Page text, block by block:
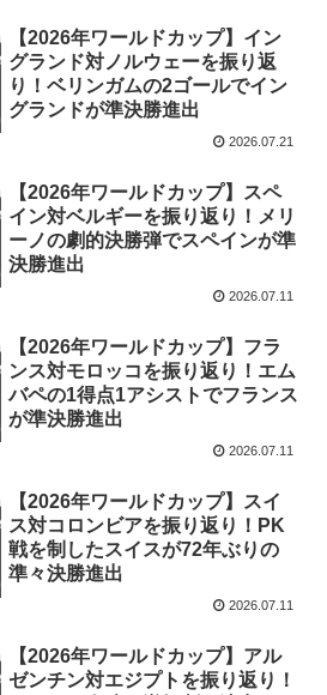
【2026年ワールドカップ】イン
グランド対ノルウェーを振り返
り！ベリンガムの2ゴールでイン
グランドが準決勝進出
2026.07.21
【2026年ワールドカップ】スペ
イン対ベルギーを振り返り！メリ
ーノの劇的決勝弾でスペインが準
決勝進出
2026.07.11
【2026年ワールドカップ】フラ
ンス対モロッコを振り返り！エム
バペの1得点1アシストでフランス
が準決勝進出
2026.07.11
【2026年ワールドカップ】スイ
ス対コロンビアを振り返り！PK
戦を制したスイスが72年ぶりの
準々決勝進出
2026.07.11
【2026年ワールドカップ】アル
ゼンチン対エジプトを振り返り！